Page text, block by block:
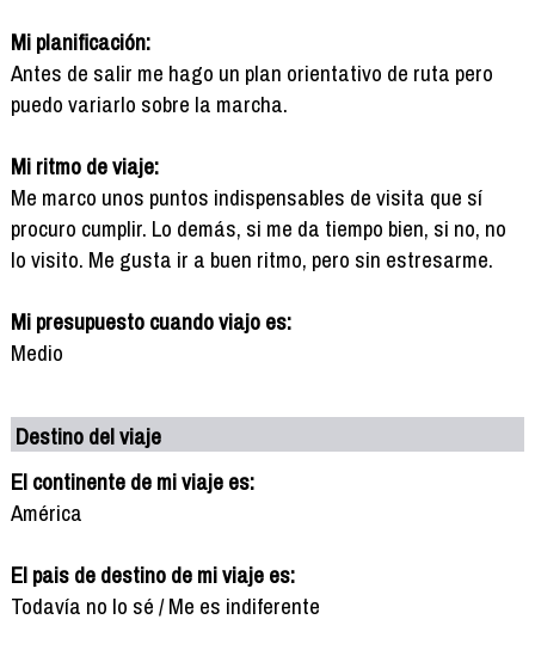
Mi planificación:
Antes de salir me hago un plan orientativo de ruta pero
puedo variarlo sobre la marcha.
Mi ritmo de viaje:
Me marco unos puntos indispensables de visita que sí
procuro cumplir. Lo demás, si me da tiempo bien, si no, no
lo visito. Me gusta ir a buen ritmo, pero sin estresarme.
Mi presupuesto cuando viajo es:
Medio
Destino del viaje
El continente de mi viaje es:
América
El pais de destino de mi viaje es:
Todavía no lo sé / Me es indiferente